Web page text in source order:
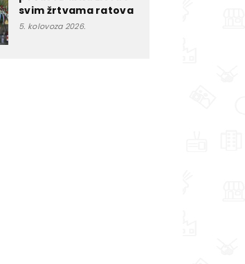
svim žrtvama ratova
5. kolovoza 2026.